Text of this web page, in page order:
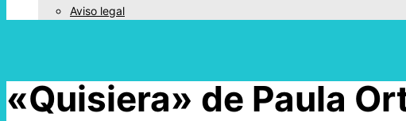
Aviso legal
«Quisiera» de Paula